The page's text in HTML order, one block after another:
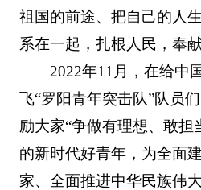
祖国的前途、把自己的人
系在一起，扎根人民，奉献
2022年11月，在给中
飞“罗阳青年突击队”队员
励大家“争做有理想、敢担
的新时代好青年，为全面
家、全面推进中华民族伟